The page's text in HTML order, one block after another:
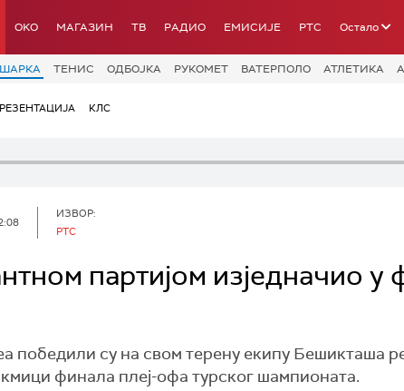
OKO МАГАЗИН ТВ РАДИО ЕМИСИЈЕ РТС Остало
ТЕНИС ОДБОЈКА РУКОМЕТ ВАТЕРПОЛО АТЛЕТИКА
КЛС
ИЗВОР:
РТС
партијом изједначио у
су на свом терену екипу Бешикташа
финала плеј-офа турског шампионата.